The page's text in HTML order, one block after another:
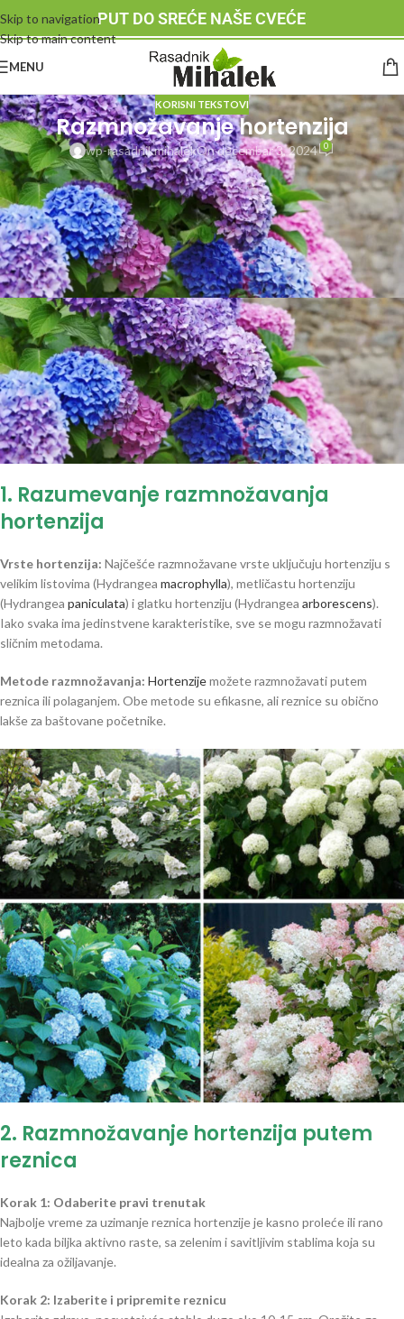
Skip to navigation
Skip to main content
PUT DO SREĆE NAŠE CVEĆE
MENU
KORISNI TEKSTOVI
Razmnožavanje hortenzija
wp-rasadnikmihalekOn decembar 3, 2024 0
Hortenzije su omiljene zbog svojih raskošnih cvetova koji daju živopisne
boje vrtovima. Ako želite da proširite svoju kolekciju hortenzija ili ih
podelite s prijateljima, razmnožavanje je jednostavan i zadovoljavajući
način da to postignete. Evo korak-po-korak vodiča koji će vam pomoći da
lako razmnožite svoje hortenzije.
1. Razumevanje razmnožavanja
hortenzija
Vrste hortenzija: Najčešće razmnožavane vrste uključuju hortenziju s
velikim listovima (Hydrangea macrophylla), metličastu hortenziju
(Hydrangea paniculata) i glatku hortenziju (Hydrangea arborescens).
Iako svaka ima jedinstvene karakteristike, sve se mogu razmnožavati
sličnim metodama.
Metode razmnožavanja: Hortenzijemožete razmnožavati putem
reznica ili polaganjem. Obe metode su efikasne, ali reznice su obično
lakše za baštovane početnike.
2. Razmnožavanje hortenzija putem
reznica
Korak 1: Odaberite pravi trenutak
Najbolje vreme za uzimanje reznica hortenzije je kasno proleće ili rano
leto kada biljka aktivno raste, sa zelenim i savitljivim stablima koja su
idealna za ožiljavanje.
Korak 2: Izaberite i pripremite reznicu